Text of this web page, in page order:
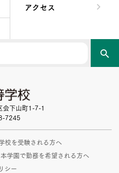
アクセス
search
下山町1-7-1
7245
校を受験される方へ
本学園で勤務を希望される方へ
シー